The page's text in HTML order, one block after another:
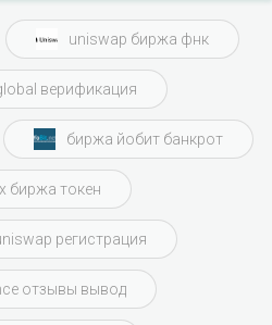
uniswap биржа фнк
верификация
биржа йобит банкрот
биржа токен
регистрация
отзывы вывод